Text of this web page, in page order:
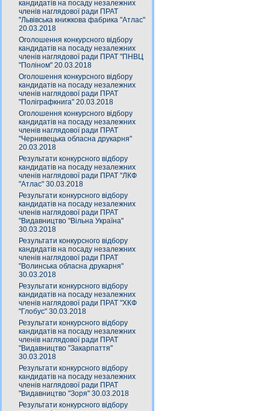
кандидатів на посаду незалежних
членів наглядової ради ПРАТ
"Львівська книжкова фабрика "Атлас"
20.03.2018
Оголошення конкурсного відбору
кандидатів на посаду незалежних
членів наглядової ради ПРАТ "ПНВЦ
"Поліном" 20.03.2018
Оголошення конкурсного відбору
кандидатів на посаду незалежних
членів наглядової ради ПРАТ
"Поліграфкнига" 20.03.2018
Оголошення конкурсного відбору
кандидатів на посаду незалежних
членів наглядової ради ПРАТ
"Чернивецька обласна друкарня"
20.03.2018
Результати конкурсного відбору
кандидатів на посаду незалежних
членів наглядової ради ПРАТ "ЛКФ
"Атлас" 30.03.2018
Результати конкурсного відбору
кандидатів на посаду незалежних
членів наглядової ради ПРАТ
"Видавництво "Вільна Україна"
30.03.2018
Результати конкурсного відбору
кандидатів на посаду незалежних
членів наглядової ради ПРАТ
"Волинська обласна друкарня"
30.03.2018
Результати конкурсного відбору
кандидатів на посаду незалежних
членів наглядової ради ПРАТ "ХКФ
"Глобус" 30.03.2018
Результати конкурсного відбору
кандидатів на посаду незалежних
членів наглядової ради ПРАТ
"Видавництво "Закарпаття"
30.03.2018
Результати конкурсного відбору
кандидатів на посаду незалежних
членів наглядової ради ПРАТ
"Видавництво "Зоря" 30.03.2018
Результати конкурсного відбору